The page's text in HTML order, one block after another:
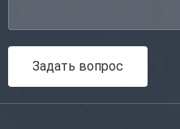
Задать вопрос